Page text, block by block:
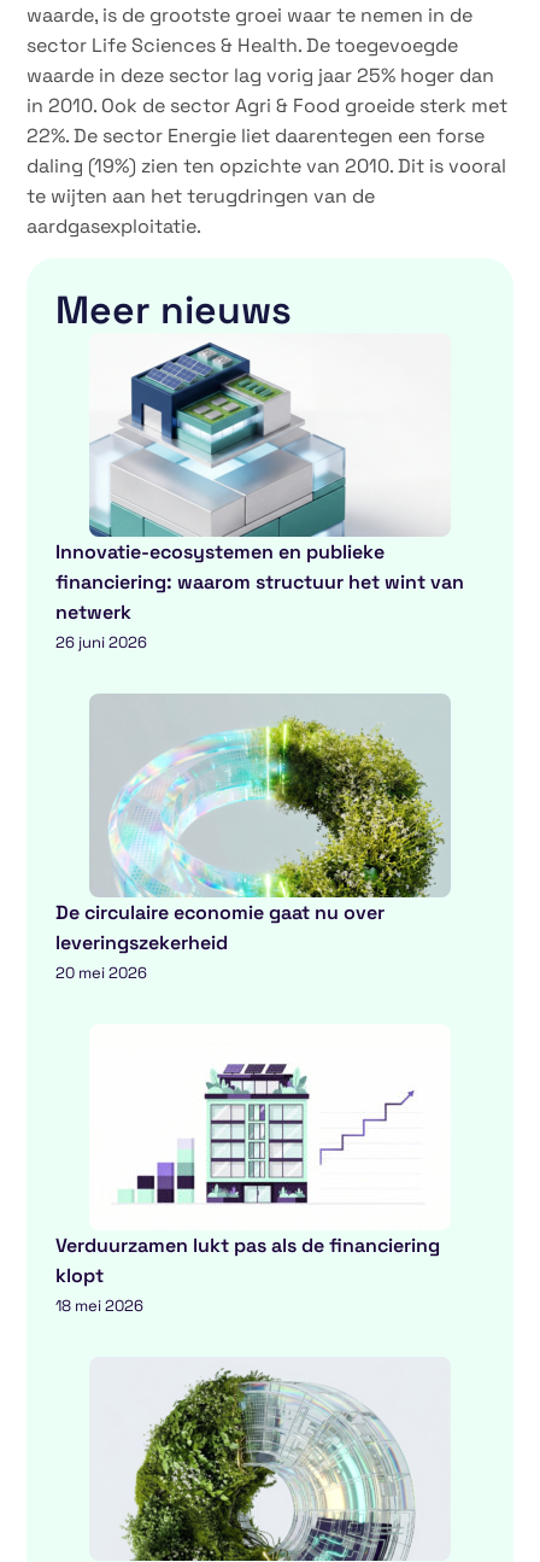
waarde, is de grootste groei waar te nemen in de
sector Life Sciences & Health. De toegevoegde
waarde in deze sector lag vorig jaar 25% hoger dan
in 2010. Ook de sector Agri & Food groeide sterk met
22%. De sector Energie liet daarentegen een forse
daling (19%) zien ten opzichte van 2010. Dit is vooral
te wijten aan het terugdringen van de
aardgasexploitatie.
Meer nieuws
Innovatie-ecosystemen en publieke
financiering: waarom structuur het wint van
netwerk
26 juni 2026
De circulaire economie gaat nu over
leveringszekerheid
20 mei 2026
Verduurzamen lukt pas als de financiering
klopt
18 mei 2026